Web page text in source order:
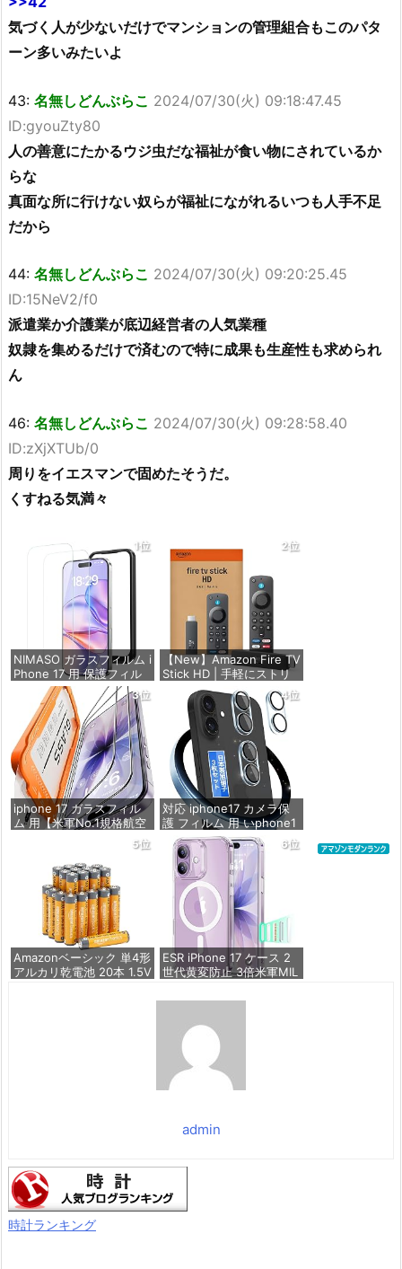
気づく人が少ないだけでマンションの管理組合もこのパタ
ーン多いみたいよ
43: 名無しどんぶらこ 2024/07/30(火) 09:18:47.45
ID:gyouZty80
人の善意にたかるウジ虫だな福祉が食い物にされているか
らな
真面な所に行けない奴らが福祉にながれるいつも人手不足
だから
44: 名無しどんぶらこ 2024/07/30(火) 09:20:25.45
ID:15NeV2/f0
派遣業か介護業が底辺経営者の人気業種
奴隷を集めるだけで済むので特に成果も生産性も求められ
ん
46: 名無しどんぶらこ 2024/07/30(火) 09:28:58.40
ID:zXjXTUb/0
周りをイエスマンで固めたそうだ。
くすねる気満々
1位
NIMASO ガラスフィルム i
Phone 17 用 保護フィル
ム 強化ガラス 耐衝撃 高
透過率 指紋防止 貼りやす
い ガイド枠付き | いPhon
e17 (6.3インチ) 対応 2枚
セット DSP25F1698
価格：¥1,599
2位
【New】Amazon Fire TV
Stick HD | 手軽にストリ
ーミングをはじめよう |
ストリーミングメディア
プレイヤー
価格：¥4,980
3位
iphone 17 ガラスフィル
ム 用【米軍No.1規格航空
材料&独創的なガイド枠】
2枚セット 全面保護 最強
硬度10H 耐衝撃 | いphon
e17 保護フィルム 気泡な
し Zeniss 自動吸着 貼付
け簡単 iphone17フィルム
超クリア画
価格：¥1,260
4位
対応 iphone17 カメラ保
護 フィルム 用 いphone1
7 カメラフィルム カメラ
カバー 日本製旭硝子 硬度
9H | 【3枚セット】 対応 i
phone 17 レンズフィルム
カバー アイホン17 用 カ
メラ保護ガラス 全面保護
2眼レンズ保
価格：¥518
5位
Amazonベーシック 単4形
アルカリ乾電池 20本 1.5V
6位
ESR iPhone 17 ケース 2
世代黄変防止 3倍米軍MIL
おん17用 カメラボタン付
ガードコーナー ワイヤレ
ス充電 耐衝撃 PC背面TP
Uバンパー 指紋防止 高耐
久性 マグネット
admin
時計ランキング